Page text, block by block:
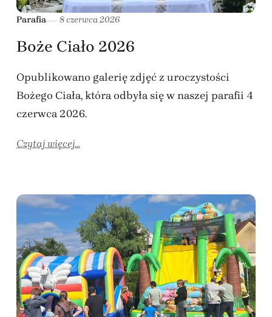
Parafia 8 czerwca 2026
Boże Ciało 2026
Opublikowano galerię zdjęć z uroczystości
Bożego Ciała, która odbyła się w naszej parafii 4
czerwca 2026.
Czytaj więcej...